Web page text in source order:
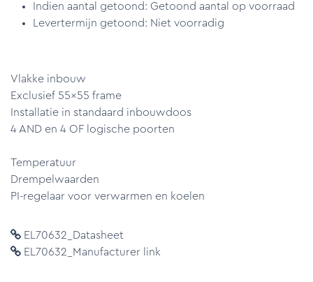
Indien aantal getoond: Getoond aantal op voorraad
Levertermijn getoond: Niet voorradig
Vlakke inbouw
Exclusief 55x55 frame
Installatie in standaard inbouwdoos
4 AND en 4 OF logische poorten
Temperatuur
Drempelwaarden
PI-regelaar voor verwarmen en koelen
EL70632_Datasheet
EL70632_Manufacturer link